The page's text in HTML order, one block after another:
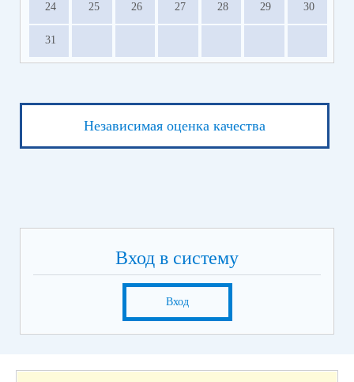
24 25 26 27 28 29 30
31
Независимая оценка качества
Вход в систему
Вход